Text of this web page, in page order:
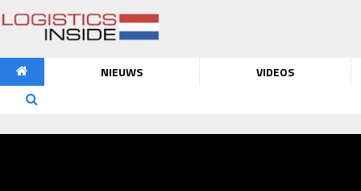
NIEUWS VIDEOS